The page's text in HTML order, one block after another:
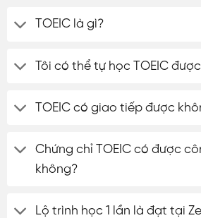
TOEIC là gì?
Tôi có thể tự học TOEIC
TOEIC có giao tiếp được
Chứng chỉ TOEIC có được
không?
Lộ trình học 1 lần là đạt tại